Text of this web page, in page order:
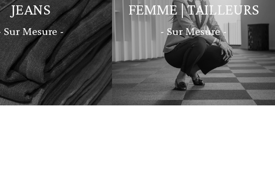
JEANS
Sur Mesure -
FEMME | TAILLEURS
- Sur Mesure -